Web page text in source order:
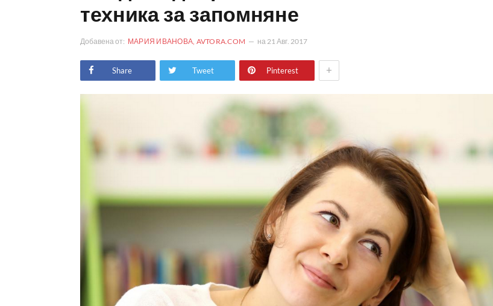
техника за запомняне
Добавена от: МАРИЯ ИВАНОВА, AVTORA.COM на 21 Авг. 2017
Share Tweet Pinterest +